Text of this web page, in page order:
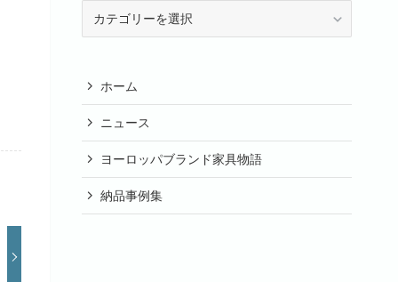
納
品
事
ホーム
ニュース
ヨーロッパブランド家具物語
納品事例集